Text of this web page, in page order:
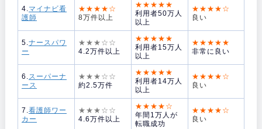
4.マイナビ看
護師
★★★★☆
8万件以上
★★★★★
利用者50万人
以上
★★★★☆
良い
5.ナースパワ
ー
★★★☆☆
4.2万件以上
★★★★★
利用者15万人
以上
★★★★★
非常に良い
6.スーパーナ
ース
★★★☆☆
約2.5万件
★★★★★
利用者14万人
以上
★★★★☆
良い
7.看護師ワー
カー
★★★☆☆
4.6万件以上
★★★★☆
年間1万人が
転職成功
★★★★☆
良い